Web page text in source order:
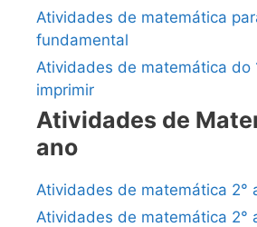
Atividades de matemática
fundamental
Atividades de matemática do
imprimir
Atividades de
ano
Atividades de matemática 2°
Atividades de matemática 2°